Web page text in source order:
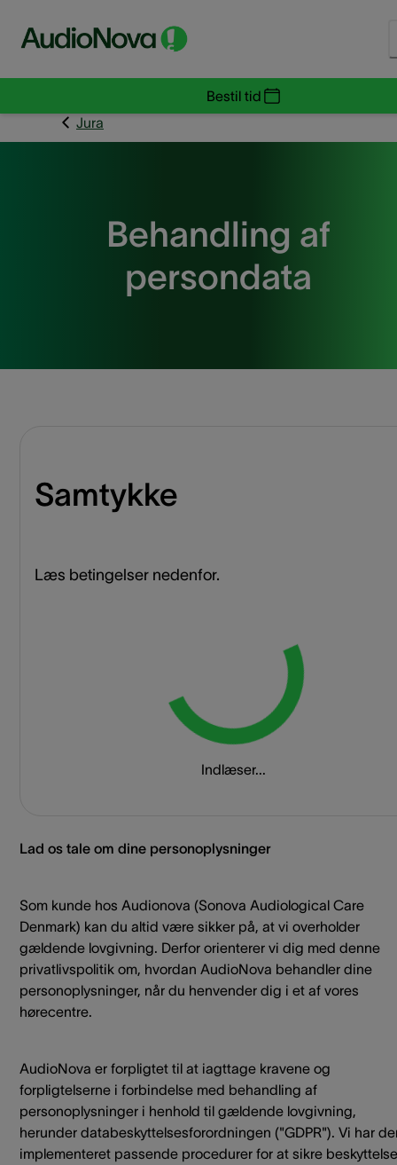
Bestil tid
Jura
Behandling af
persondata
Samtykke
Læs betingelser nedenfor.
Indlæser...
Lad os tale om dine personoplysninger
Som kunde hos Audionova (Sonova Audiological Care
Denmark) kan du altid være sikker på, at vi overholder
gældende lovgivning. Derfor orienterer vi dig med denne
privatlivspolitik om, hvordan AudioNova behandler dine
personoplysninger, når du henvender dig i et af vores
hørecentre.
AudioNova er forpligtet til at iagttage kravene og
forpligtelserne i forbindelse med behandling af
personoplysninger i henhold til gældende lovgivning,
herunder databeskyttelsesforordningen ("GDPR"). Vi har
implementeret passende procedurer for at sikre